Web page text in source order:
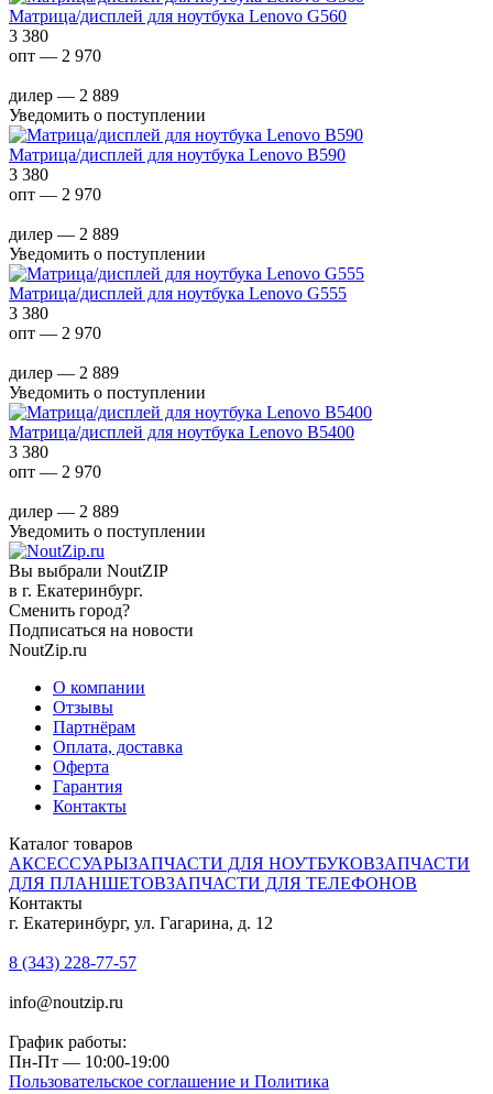
Матрица/дисплей для ноутбука Lenovo G560
3 380
опт — 2 970
дилер — 2 889
Уведомить о поступлении
Матрица/дисплей для ноутбука Lenovo B590
3 380
опт — 2 970
дилер — 2 889
Уведомить о поступлении
Матрица/дисплей для ноутбука Lenovo G555
3 380
опт — 2 970
дилер — 2 889
Уведомить о поступлении
Матрица/дисплей для ноутбука Lenovo B5400
3 380
опт — 2 970
дилер — 2 889
Уведомить о поступлении
Вы выбрали NoutZIP
в г. Екатеринбург.
Сменить город?
Подписаться на новости
NoutZip.ru
О компании
Отзывы
Партнёрам
Оплата, доставка
Оферта
Гарантия
Контакты
Каталог товаров
АКСЕССУАРЫЗАПЧАСТИ ДЛЯ НОУТБУКОВЗАПЧАСТИ
ДЛЯ ПЛАНШЕТОВЗАПЧАСТИ ДЛЯ ТЕЛЕФОНОВ
Контакты
г. Екатеринбург, ул. Гагарина, д. 12
8 (343) 228-77-57
info@noutzip.ru
График работы:
Пн-Пт — 10:00-19:00
Пользовательское соглашение и Политика